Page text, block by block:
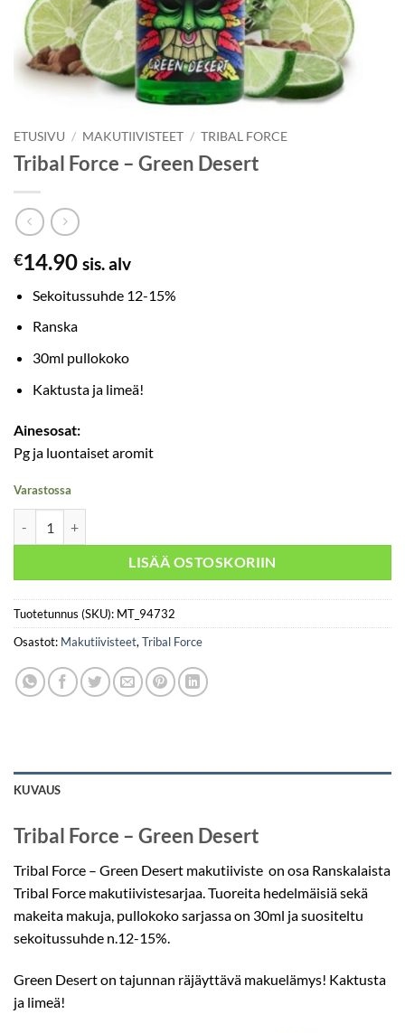
ETUSIVU / MAKUTIIVISTEET / TRIBAL FORCE
Tribal Force – Green Desert
€14.90 sis. alv
Sekoitussuhde 12-15%
Ranska
30ml pullokoko
Kaktusta ja limeä!
Ainesosat:
Pg ja luontaiset aromit
Varastossa
LISÄÄ OSTOSKORIIN
Tuotetunnus (SKU): MT_94732
Osastot: Makutiivisteet, Tribal Force
KUVAUS
Tribal Force – Green Desert
Tribal Force – Green Desert makutiiviste on osa Ranskalaista
Tribal Force makutiivistesarjaa. Tuoreita hedelmäisiä sekä
makeita makuja, pullokoko sarjassa on 30ml ja suositeltu
sekoitussuhde n.12-15%.
Green Desert on tajunnan räjäyttävä makuelämys! Kaktusta
ja limeä!